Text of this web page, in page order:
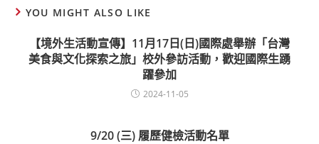
YOU MIGHT ALSO LIKE
【境外生活動宣傳】11月17日(日)國際處舉辦「台灣
美食與文化探索之旅」校外參訪活動，歡迎國際生踴
躍參加
2024-11-05
9/20 (三) 履歷健檢活動名單